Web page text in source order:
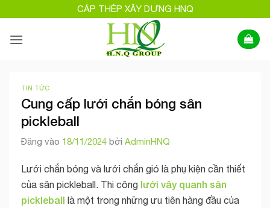
qua
nội
CÁP THÉP XÂY DỰNG HNQ
TIN TỨC
Cung cấp lưới chắn bóng sân
pickleball
Đăng vào 18/11/2024 bởi AdminHNQ
Lưới chắn bóng và lưới chắn gió là phụ kiện cần thiết
của sân pickleball. Thi công lưới vây quanh sân
pickleball là một trong những ưu tiên hàng đầu của